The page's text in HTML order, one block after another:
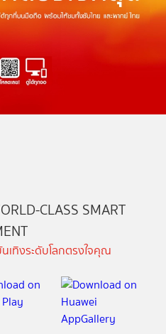
CLASS SMART
เทิงระดับโลกตรงใจคุณ